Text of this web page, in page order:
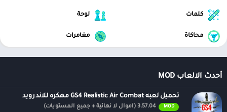
كلمات لوحة
محاكاة مغامرات
أحدث الالعاب MOD
تحميل لعبه GS4 Realistic Air Combat مهكره للاندرويد
MOD 3.57.04 (أموال لا نهائية + جميع المستويات)